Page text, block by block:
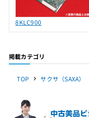
8KLC900
掲載カテゴリ
TOP サクサ（SAXA）